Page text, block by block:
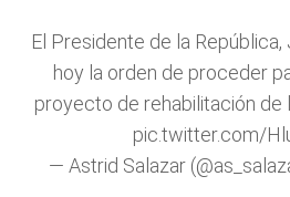
El Presidente de la República,
hoy la orden de proceder
proyecto de rehabilitación de
pic.twitter.com/
— Astrid Salazar